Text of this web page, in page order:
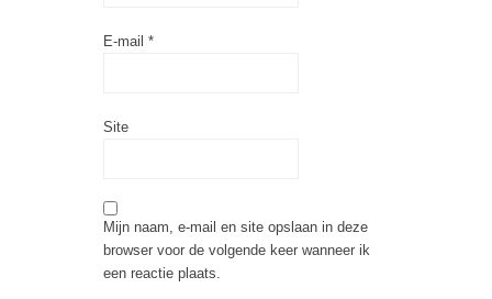
E-mail *
Site
Mijn naam, e-mail en site opslaan in deze
browser voor de volgende keer wanneer ik
een reactie plaats.